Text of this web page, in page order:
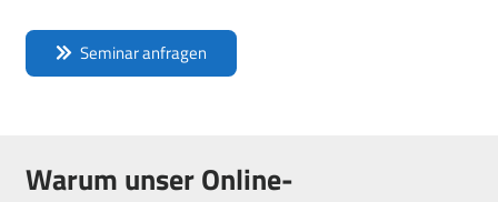
Seminar anfragen
Warum unser Online-